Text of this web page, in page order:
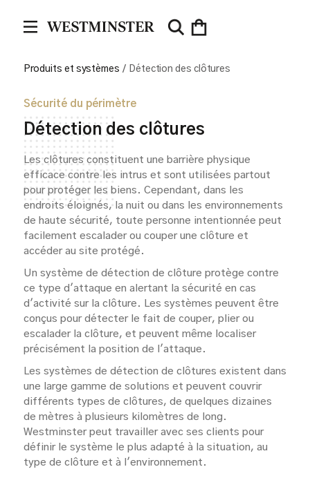
Produits et systèmes / Détection des clôtures
Sécurité du périmètre
Détection des clôtures
Les clôtures constituent une barrière physique
efficace contre les intrus et sont utilisées partout
pour protéger les biens. Cependant, dans les
endroits éloignés, la nuit ou dans les environnements
de haute sécurité, toute personne intentionnée peut
facilement escalader ou couper une clôture et
accéder au site protégé.
Un système de détection de clôture protège contre
ce type d'attaque en alertant la sécurité en cas
d'activité sur la clôture. Les systèmes peuvent être
conçus pour détecter le fait de couper, plier ou
escalader la clôture, et peuvent même localiser
précisément la position de l'attaque.
Les systèmes de détection de clôtures existent dans
une large gamme de solutions et peuvent couvrir
différents types de clôtures, de quelques dizaines
de mètres à plusieurs kilomètres de long.
Westminster peut travailler avec ses clients pour
définir le système le plus adapté à la situation, au
type de clôture et à l'environnement.